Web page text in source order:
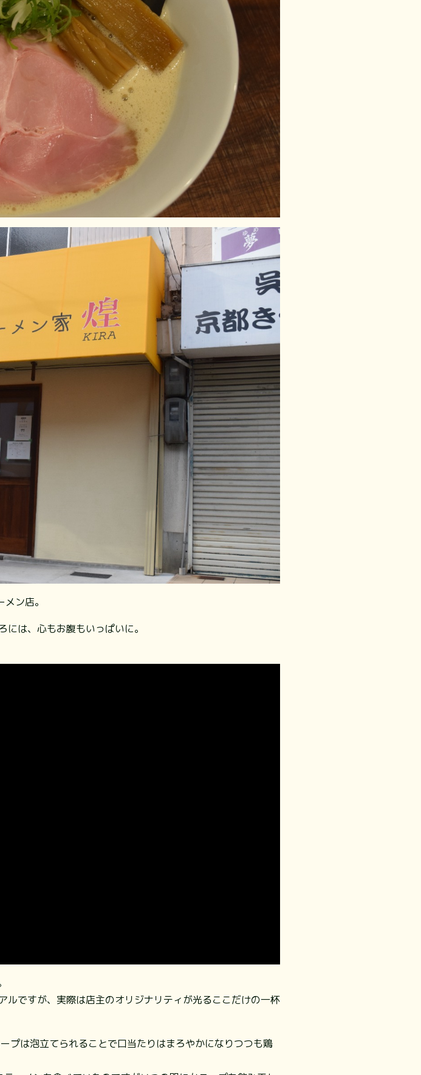
ン店。
は、心もお腹もいっぱいに。
ですが、実際は店主のオリジナリティが光るここだけの一杯
プは泡立てられることで口当たりはまろやかになりつつも鶏